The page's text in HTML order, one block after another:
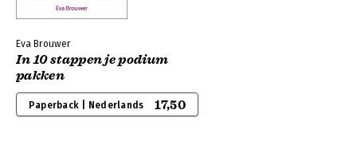
Eva Brouwer
In 10 stappen je podium
pakken
Paperback | Nederlands 17,50